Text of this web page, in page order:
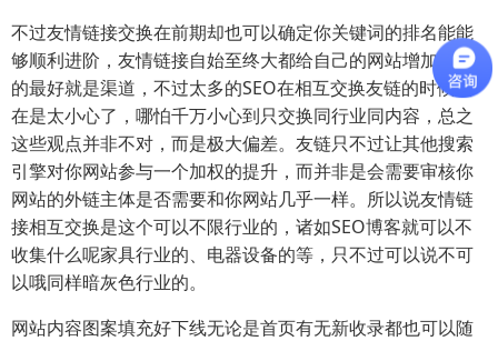
不过友情链接交换在前期却也可以确定你关键词的排名能能
够顺利进阶，友情链接自始至终大都给自己的网站增加权重
的最好就是渠道，不过太多的SEO在相互交换友链的时候实
在是太小心了，哪怕千万小心到只交换同行业同内容，总之
这些观点并非不对，而是极大偏差。友链只不过让其他搜索
引擎对你网站参与一个加权的提升，而并非是会需要审核你
网站的外链主体是否需要和你网站几乎一样。所以说友情链
接相互交换是这个可以不限行业的，诸如SEO博客就可以不
收集什么呢家具行业的、电器设备的等，只不过可以说不可
以哦同样暗灰色行业的。
网站内容图案填充好下线无论是首页有无新收录都也可以随